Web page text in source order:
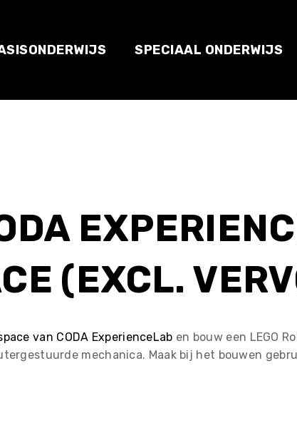
SPECIAAL ONDERWIJS
(EXCL.
van CODA ExperienceLab en bouw een LEGO
mechanica. Maak bij het bouwen